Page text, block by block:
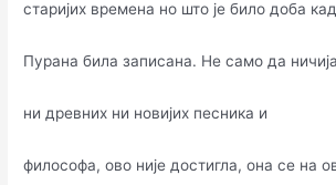
старијих времена но што је било доба
Пурана била записана. Не само да
ни древних ни новијих песника и
философа, ово није достигла, она се на